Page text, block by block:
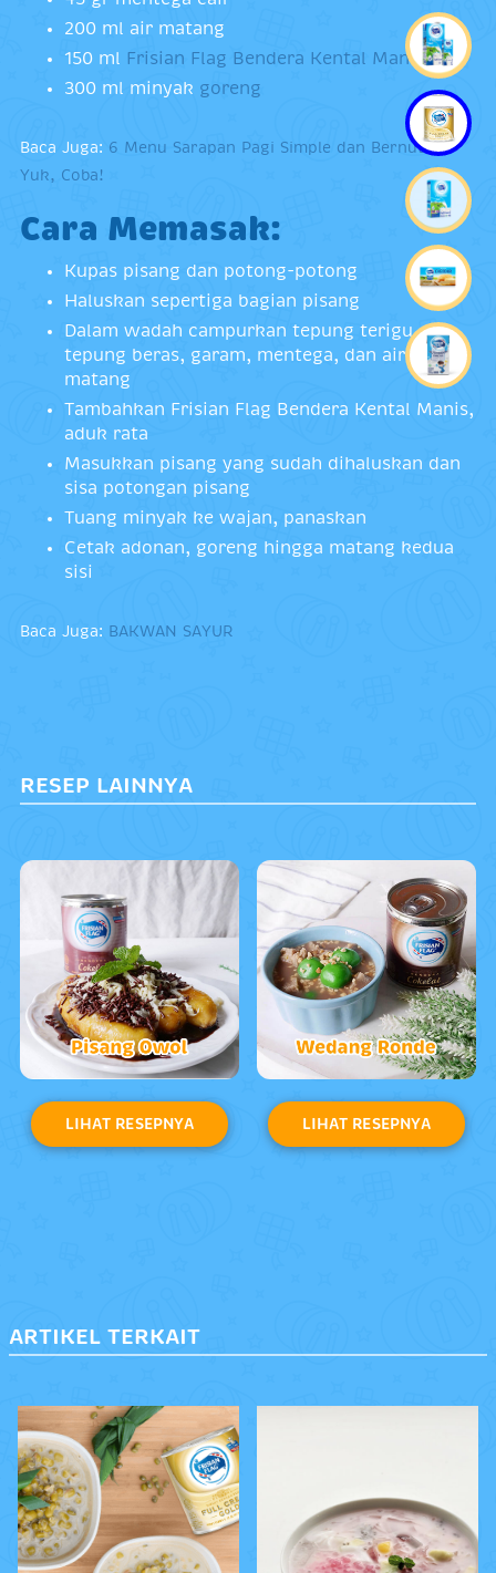
200 ml air matang
150 ml
Frisian Flag Bendera Kental Manis
300 ml minyak goreng
Baca Juga: 6 Menu Sarapan Pagi Simple dan Bernutrisi.
Yuk, Coba!
Cara Memasak:
Kupas pisang dan potong-potong
Haluskan sepertiga bagian pisang
Dalam wadah campurkan tepung terigu,
tepung beras, garam, mentega, dan air
matang
Tambahkan Frisian Flag Bendera Kental Manis,
aduk rata
Masukkan pisang yang sudah dihaluskan dan
sisa potongan pisang
Tuang minyak ke wajan, panaskan
Cetak adonan, goreng hingga matang kedua
sisi
Baca Juga: BAKWAN SAYUR
RESEP LAINNYA
LIHAT RESEPNYA LIHAT RESEPNYA
ARTIKEL TERKAIT